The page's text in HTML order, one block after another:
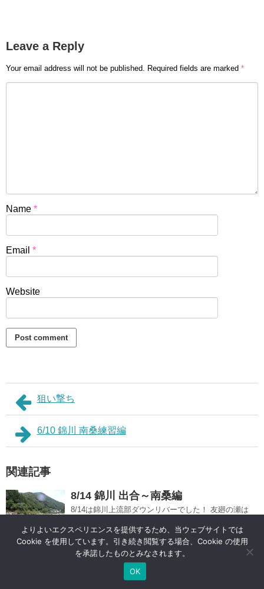
Leave a Reply
Your email address will not be published. Required fields are marked *
Name *
Email *
Website
狙い撃ち
6/10 錦川 南桑練習編
関連記事
8/14 錦川 出合～南桑編
8/14は錦川上流部ダウンリバーでした！ 友廻の瀬は
記事を読む
3/3 錦川 河山～南桑編
3/3は、錦川を河山から南桑までくろさんとダウン
よりよいエクスペリエンスを提供するため、当ウェブサイトでは
Cookie を使用しています。引き続き閲覧する場合、Cookie の使用
を承諾したものとみなされます。
OK